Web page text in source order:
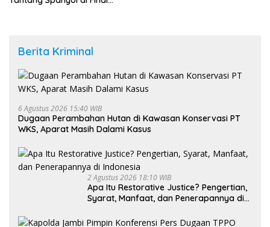
Berita Kriminal
6 Agustus 2026 15:40 WIB
Dugaan Perambahan Hutan di Kawasan Konservasi PT
WKS, Aparat Masih Dalami Kasus
2 Agustus 2026 18:10 WIB
Apa Itu Restorative Justice? Pengertian,
Syarat, Manfaat, dan Penerapannya di